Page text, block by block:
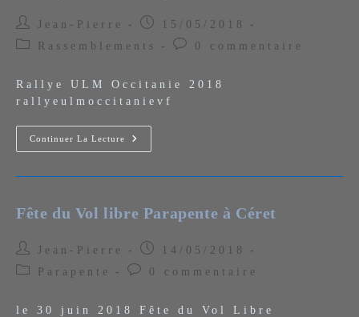
Auteur/autrice
de
Jean-Pierre
Publication
publiée :
15/05/2018
PostRassemblements
Commentaires
0 commentaire
Rallye ULM Occitanie 2018
rallyeulmoccitanievf
Continuer La Lecture
9&10
Juin
Fête du Vol libre Parapente à Céret
Auteur/autrice
de
Jean-Pierre
Publication
publiée :
14/05/2018
PostParapente
Commentaires
la
0 commentaire
le 30 juin 2018 Fête du Vol Libre